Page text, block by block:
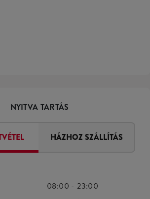
NYITVA TARTÁS
HÁZHOZ SZÁLLÍTÁS
08:00 -23:00